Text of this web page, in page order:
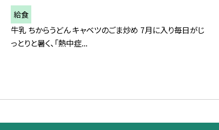
給食
牛乳 ちからうどん キャベツのごま炒め 7月に入り毎日がじ
っとりと暑く、「熱中症...